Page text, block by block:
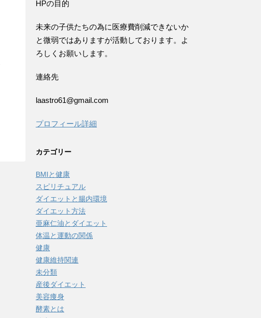
HPの目的
未来の子供たちの為に医療費削減できないか
と微弱ではありますが活動しております。よ
ろしくお願いします。
連絡先
laastro61@gmail.com
プロフィール詳細
カテゴリー
BMIと健康
スピリチュアル
ダイエットと腸内環境
ダイエット方法
亜麻仁油とダイエット
体温と運動の関係
健康
健康維持関連
未分類
産後ダイエット
美容痩身
酵素とは